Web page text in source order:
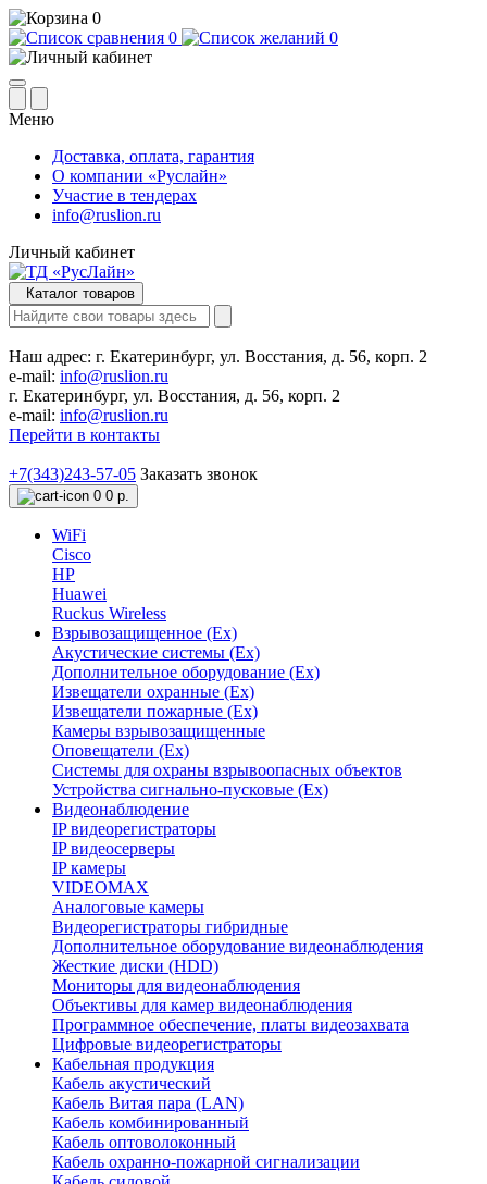
0
0
0
Меню
Доставка, оплата, гарантия
О компании «Руслайн»
Участие в тендерах
info@ruslion.ru
Личный кабинет
Каталог товаров
Наш адрес: г. Екатеринбург, ул. Восстания, д. 56, корп. 2
e-mail: info@ruslion.ru
г. Екатеринбург, ул. Восстания, д. 56, корп. 2
e-mail: info@ruslion.ru
Перейти в контакты
+7(343)243-57-05 Заказать звонок
0 0 р.
WiFi
Cisco
HP
Huawei
Ruckus Wireless
Взрывозащищенное (Ex)
Акустические системы (Ex)
Дополнительное оборудование (Ex)
Извещатели охранные (Ex)
Извещатели пожарные (Ex)
Камеры взрывозащищенные
Оповещатели (Ex)
Системы для охраны взрывоопасных объектов
Устройства сигнально-пусковые (Ex)
Видеонаблюдение
IP видеорегистраторы
IP видеосерверы
IP камеры
VIDEOMAX
Аналоговые камеры
Видеорегистраторы гибридные
Дополнительное оборудование видеонаблюдения
Жесткие диски (HDD)
Мониторы для видеонаблюдения
Объективы для камер видеонаблюдения
Программное обеспечение, платы видеозахвата
Цифровые видеорегистраторы
Кабельная продукция
Кабель акустический
Кабель Витая пара (LAN)
Кабель комбинированный
Кабель оптоволоконный
Кабель охранно-пожарной сигнализации